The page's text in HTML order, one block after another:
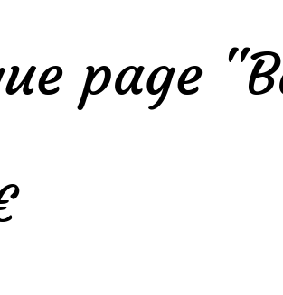
page